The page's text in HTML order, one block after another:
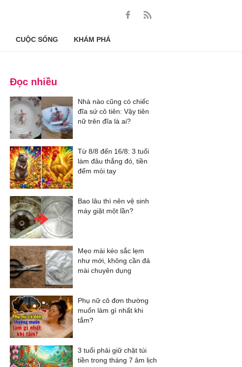
CUỘC SỐNG KHÁM PHÁ
Đọc nhiều
Nhà nào cũng có chiếc
đĩa sứ cô tiên: Vậy tiên
nữ trên đĩa là ai?
Từ 8/8 đến 16/8: 3 tuổi
làm đâu thắng đó, tiền
đếm mỏi tay
Bao lâu thì nên vệ sinh
máy giặt một lần?
Mẹo mài kéo sắc lẹm
như mới, không cần đá
mài chuyên dụng
Phụ nữ cô đơn thường
muốn làm gì nhất khi
tắm?
3 tuổi phải giữ chặt túi
tiền trong tháng 7 âm lịch